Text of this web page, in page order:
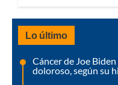
Lo último
Cáncer de Joe
doloroso, según su